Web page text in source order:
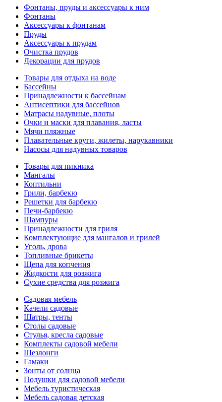
Фонтаны, пруды и аксессуары к ним
Фонтаны
Аксессуары к фонтанам
Пруды
Аксессуары к прудам
Очистка прудов
Декорации для прудов
Товары для отдыха на воде
Бассейны
Принадлежности к бассейнам
Антисептики для бассейнов
Матраcы надувные, плоты
Очки и маски для плавания, ласты
Мячи пляжные
Плавательные круги, жилеты, нарукавники
Насосы для надувных товаров
Товары для пикника
Мангалы
Коптильни
Грили, барбекю
Решетки для барбекю
Печи-барбекю
Шампуры
Принадлежности для гриля
Комплектующие для мангалов и грилей
Уголь, дрова
Топливные брикеты
Щепа для копчения
Жидкости для розжига
Сухие средства для розжига
Садовая мебель
Качели садовые
Шатры, тенты
Столы садовые
Стулья, кресла садовые
Комплекты садовой мебели
Шезлонги
Гамаки
Зонты от солнца
Подушки для садовой мебели
Мебель туристическая
Мебель садовая детская